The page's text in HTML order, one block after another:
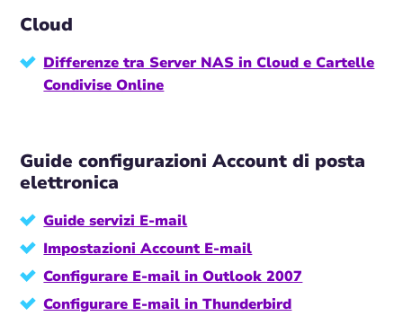
Cloud
Differenze tra Server NAS in Cloud e Cartelle
Condivise Online
Guide configurazioni Account di posta
elettronica
Guide servizi E-mail
Impostazioni Account E-mail
Configurare E-mail in Outlook 2007
Configurare E-mail in Thunderbird